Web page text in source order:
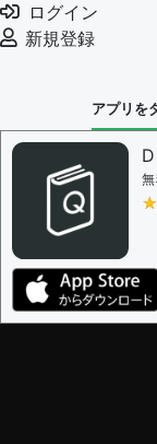
ログイン
新規登録
アプリを